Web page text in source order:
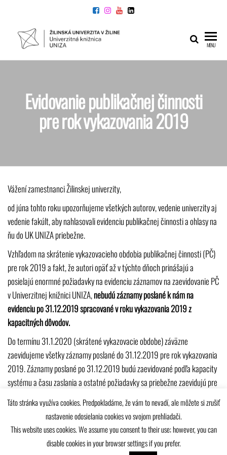
UNIVERZITNÁ
KNIŽNICA
MENU
Evidovanie publikačnej činnosti
pre rok vykazovania 2019
Vážení zamestnanci Žilinskej univerzity,
od júna tohto roku upozorňujeme všetkých autorov, vedenie univerzity aj
vedenie fakúlt, aby nahlasovali evidenciu publikačnej činnosti a ohlasy na
ňu do UK UNIZA priebežne.
Vzhľadom na skrátenie vykazovacieho obdobia publikačnej činnosti (PČ)
pre rok 2019 a fakt, že autori opäť až v týchto dňoch prinášajú a
posielajú enormné požiadavky na evidenciu záznamov na zaevidovanie PČ
v Univerzitnej knižnici UNIZA,nebudú záznamy poslané k nám na
evidenciu po 31.12.2019 spracované v roku vykazovania 2019 z
kapacitných dôvodov.
Do termínu 31.1.2020 (skrátené vykazovacie obdobe) záväzne
zaevidujeme všetky záznamy poslané do 31.12.2019 pre rok vykazovania
2019. Záznamy poslané po 31.12.2019 budú zaevidované podľa kapacity
systému a času zaslania a ostatné požiadavky sa priebežne zaevidujú pre
rok vykazovania 2020, po ukončení evidencie roku vykazovania 2019.
Ďakujeme za pochopenie.
Táto stránka využíva cookies. Predpokladáme, že vám to nevadí, ale môžete si zrušiť
nastavenie odosielania cookies vo svojom prehliadači.
This website uses cookies. We assume you consent to their use; however, you can
disable cookies in your browser settings if you prefer.